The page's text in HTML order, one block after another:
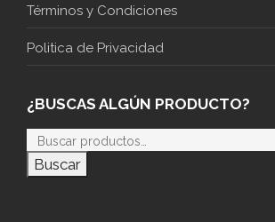
Términos y Condiciones
Politica de Privacidad
¿BUSCAS ALGÚN PRODUCTO?
Buscar